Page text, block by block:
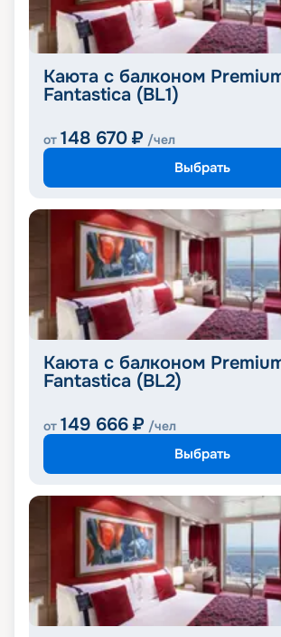
Каюта с балконом
Fantastica (BL1)
от 148 670 ₽ /чел
Выбрать
Каюта с балконом
Fantastica (BL2)
от 149 666 ₽ /чел
Выбрать